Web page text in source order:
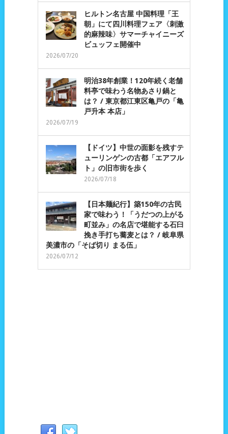
ヒルトン名古屋 中国料理「王
朝」にて四川料理フェア〈刺激
的麻辣味〉サマーチャイニーズ
ビュッフェ開催中
2026/07/20
明治38年創業！120年続く老舗
料亭で味わう名物あさり鍋と
は？ / 東京都江東区亀戸の「亀
戸升本 本店」
2026/07/19
【ドイツ】中世の面影を残すテ
ューリンゲンの古都「エアフル
ト」の旧市街を歩く
2026/07/18
【日本麺紀行】築150年の古民
家で味わう！「うだつの上がる
町並み」の名店で堪能する石臼
挽き手打ち蕎麦とは？ / 岐阜県
美濃市の「そば切り まる伍」
2026/07/12